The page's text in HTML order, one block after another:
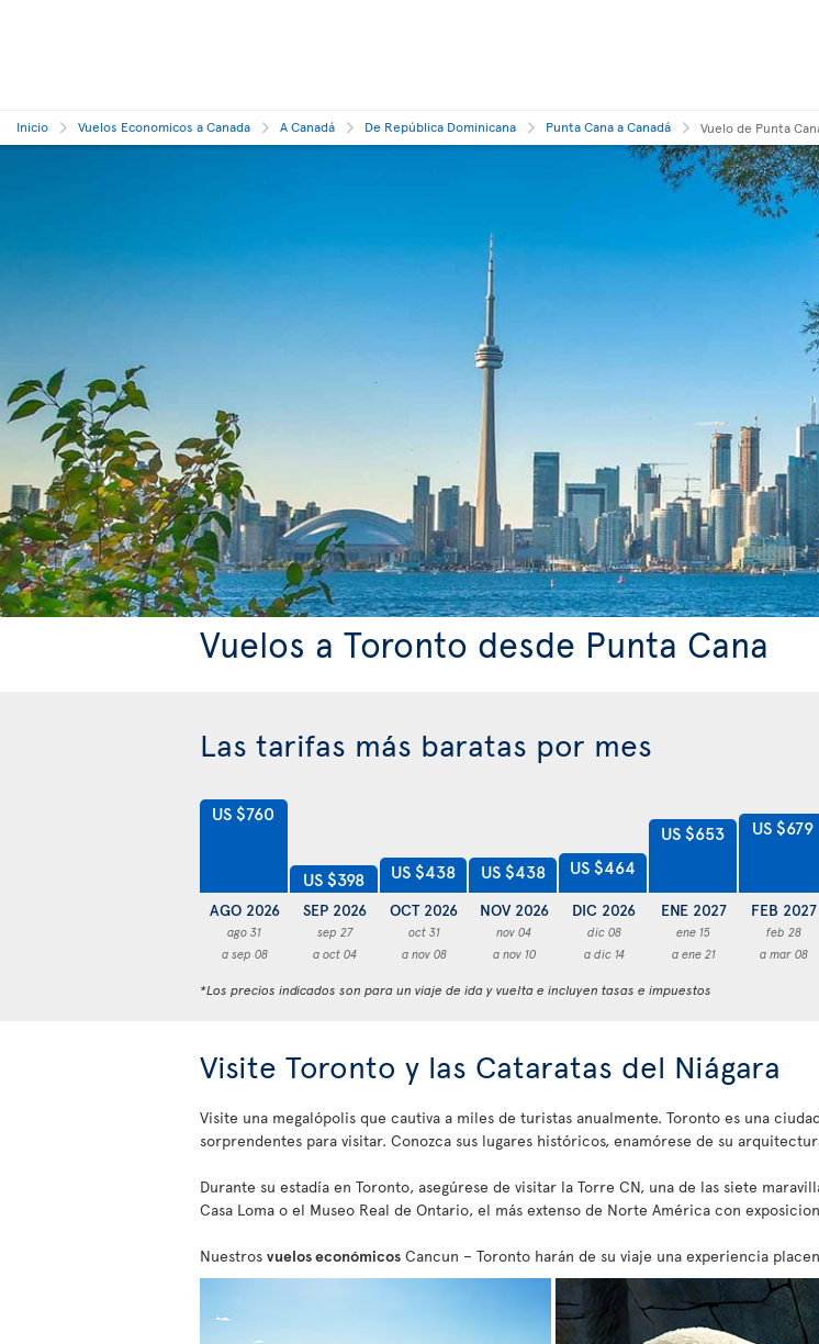
Inicio Vuelos Economicos a Canada A Canadá De República Dominicana Punta Cana a Canadá Vuelo de Punta
Vuelos a Toronto desde Punta Cana
Las tarifas más baratas por mes
US $760
AGO 2026
ago 31
a sep 08
US $398
SEP 2026
sep 27
a oct 04
US $438
OCT 2026
oct 31
a nov 08
US $438
NOV 2026
nov 04
a nov 10
US $464
DIC 2026
dic 08
a dic 14
US $653
ENE 2027
ene 15
a ene 21
US $679
FEB 2027
feb 28
a mar 08
*Los precios indicados son para un viaje de ida y vuelta e incluyen tasas e impuestos
Visite Toronto y las Cataratas del Niágara
Visite una megalópolis que cautiva a miles de turistas anualmente. Toronto es una
sorprendentes para visitar. Conozca sus lugares históricos, enamórese de su
Durante su estadía en Toronto, asegúrese de visitar la Torre CN, una de las siete
Casa Loma o el Museo Real de Ontario, el más extenso de Norte América con
Nuestros vuelos económicos Cancun – Toronto harán de su viaje una experiencia